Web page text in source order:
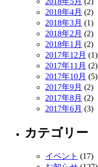
2018年4月 (2)
2018年3月 (1)
2018年2月 (2)
2018年1月 (2)
2017年12月 (1)
2017年11月 (2)
2017年10月 (5)
2017年9月 (2)
2017年8月 (2)
2017年6月 (3)
カテゴリー
イベント (17)